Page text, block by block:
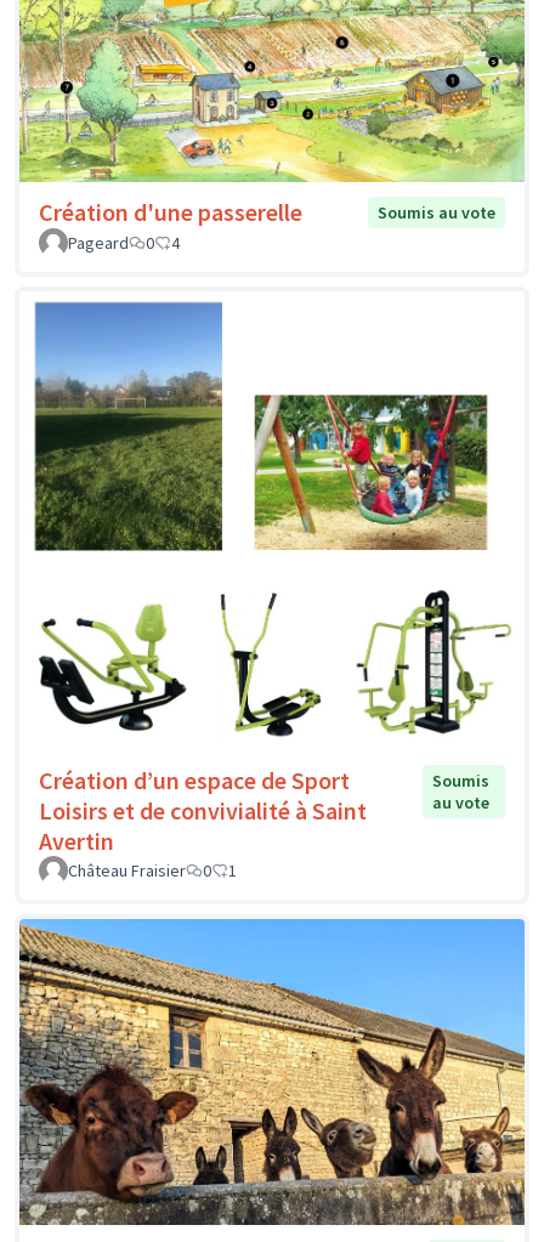
Création d'une passerelle
Soumis au vote
Pageard
0 4
Création d’un espace de Sport
Loisirs et de convivialité à Saint
Avertin
Soumis
au vote
Château Fraisier 0 1